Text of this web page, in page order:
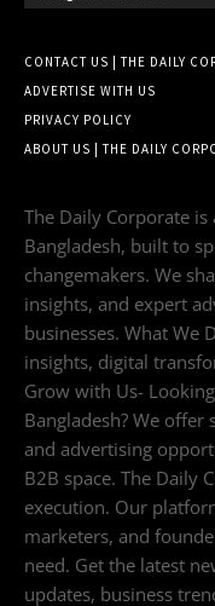
CONTACT US | THE DAILY
ADVERTISE WITH US
PRIVACY POLICY
ABOUT US | THE DAILY
The Daily Corporate
Bangladesh, built to
changemakers. We
insights, and expert
businesses. What We
insights, digital
Grow with Us-
Bangladesh? We
and advertising
B2B space. The Daily
execution. Our
marketers, and
need. Get the latest
updates, business